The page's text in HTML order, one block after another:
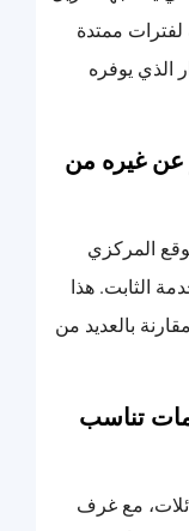
لفترات ممتدة
الذي يوفره
عن غيره من
المركزي
الثابت. هذا
بالعديد من
تناسب
مع غرف